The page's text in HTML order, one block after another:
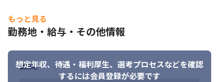
ミュニケーション能力
■求める人物像
り、人生を豊かにする手助けをしたい方
・エンジニアリングで社会貢献したいという思いが有る方
・ユーザー中心にプロダクトや技術を考えることができる方
もっと見る
勤務地・給与・その他情報
想定年収、待遇・福利厚生、 選考プロセスなどを確認
するには会員登録が必要です
勤務地